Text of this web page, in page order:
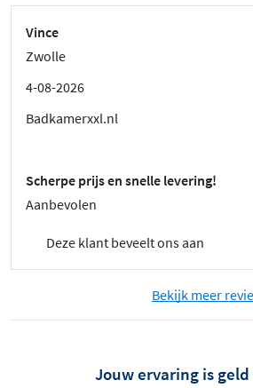
Vince
Zwolle
4-08-2026
Badkamerxxl.nl
Scherpe prijs en snelle levering!
Aanbevolen
Deze klant beveelt ons aan
Bekijk meer
Jouw ervaring is